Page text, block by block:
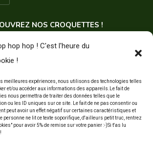
hop hop ! C'est l'heure du
!
meilleures expériences, nous utilisons des technologies telles
et/ou accéder aux informations des appareils.Le fait de
nous permettra de traiter des données telles que le
ou les ID uniques sur ce site. Le fait de ne pas consentir ou
peut avoir un effet négatif sur certaines caractéristiques et
personne ne lit ce texte soporifique, d'ailleurs petit truc, rentrez
pour avoir 5% de remise sur votre panier :-)Si t'as lu
NOS CROQUETTES !